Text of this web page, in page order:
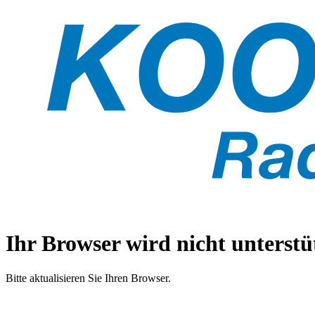
Ihr Browser wird nicht
Bitte aktualisieren Sie Ihren Browser.